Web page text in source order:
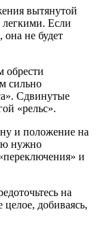
вытянутой
легкими. Если
она не будет
обрести
сильно
Сдвинутые
«рельс».
и положение на
нужно
и
на
добиваясь,